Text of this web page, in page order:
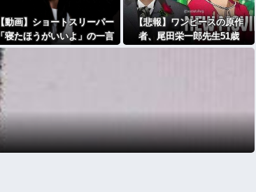
【動画】ショートスリーパー
「寝たほうがいいよ」の一言
にブチギレ・・・
【悲報】ワンピースの原作
者、尾田栄一郎先生51歳
「あ、切り込む？笑」